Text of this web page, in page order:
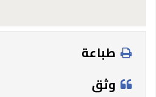
طباعة
وثق